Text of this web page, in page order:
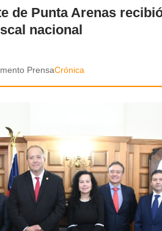
✕
de Punta Arenas
nacional
PrensaCrónica